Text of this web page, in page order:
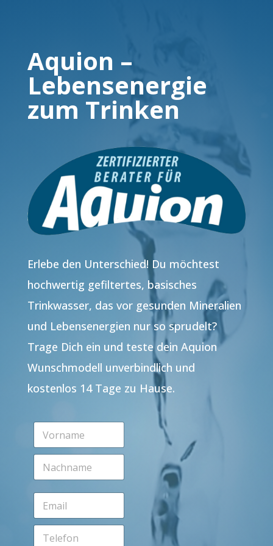
Aquion –
Lebensenergie
zum Trinken
Erlebe den Unterschied! Du möchtest
hochwertig gefiltertes, basisches
Trinkwasser, das vor gesunden Mineralien
und Lebensenergien nur so sprudelt?
Trage Dich ein und teste dein Aquion
Wunschmodell unverbindlich und
kostenlos 14 Tage zu Hause.
V
r
m
e
N
c
h
a
m
E
a
T